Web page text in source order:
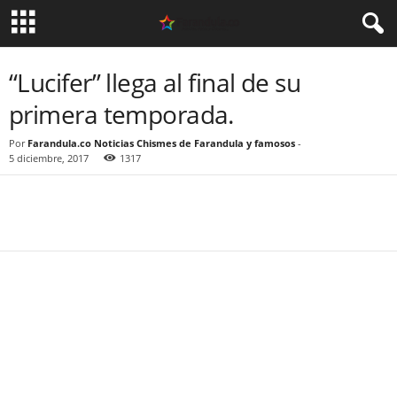
“Lucifer” llega al final de su
primera temporada.
Por Farandula.co Noticias Chismes de Farandula y famosos -
5 diciembre, 2017
1317